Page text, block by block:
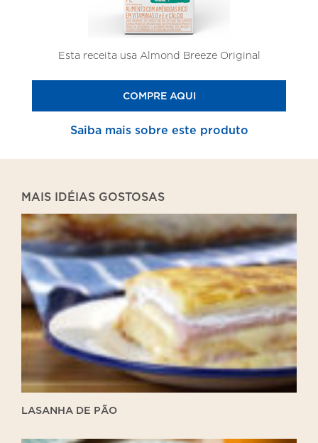
Esta receita usa Almond Breeze Original
COMPRE AQUI
Saiba mais sobre este produto
MAIS IDÉIAS GOSTOSAS
Lasanha
de
Pão
LASANHA DE PÃO